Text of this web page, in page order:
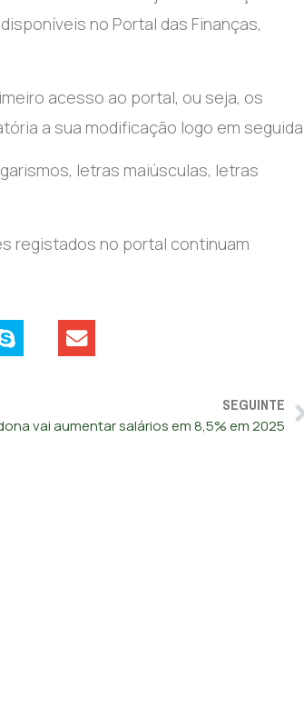
no Portal das Finanças,
acesso ao portal, ou seja, os
a sua modificação logo em seguida.
letras maiúsculas, letras
registados no portal continuam
SEGUINTE
vai aumentar salários em 8,5% em 2025